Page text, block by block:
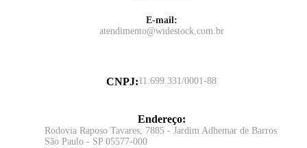
E-mail:
atendimento@widestock.com.br
CNPJ:11.699.331/0001-88
Endereço:
Rodovia Raposo Tavares, 7885 - Jardim Adhemar de Barros
São Paulo - SP 05577-000